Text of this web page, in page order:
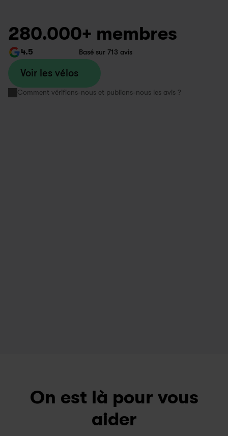
280.000+ membres
4.5 Basé sur 713 avis
Voir les vélos
Comment vérifions-nous et publions-nous les avis ?
On est là pour vous
aider